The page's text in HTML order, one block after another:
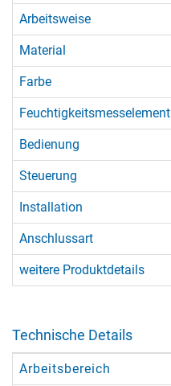
Arbeitsweise
Material
Farbe
Feuchtigkeitsmesselement
Bedienung
Steuerung
Installation
Anschlussart
weitere Produktdetails
Technische Details
Arbeitsbereich